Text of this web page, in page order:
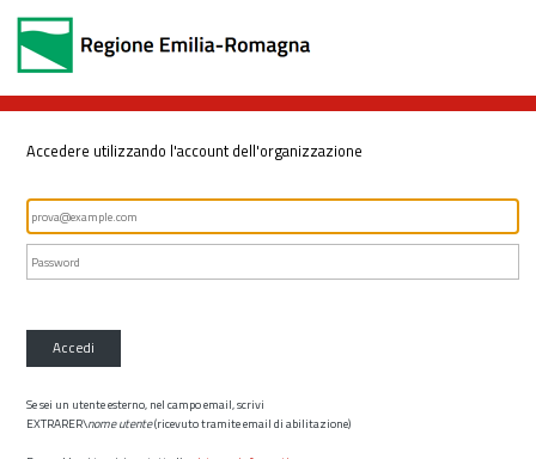
Accedere utilizzando l'account dell'organizzazione
Accedi
Se sei un utente esterno, nel campo email, scrivi
EXTRARER\nome utente(ricevuto tramite email di abilitazione)